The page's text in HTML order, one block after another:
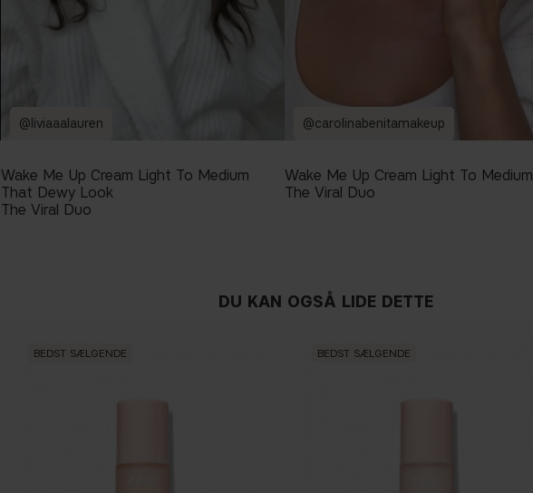
@liviaaalauren
Wake Me Up Cream Light To Medium
That Dewy Look
The Viral Duo
@carolinabenitamakeup
Wake Me Up Cream Light To Medium
The Viral Duo
DU KAN OGSÅ LIDE DETTE
BEDST SÆLGENDE BEDST SÆLGENDE